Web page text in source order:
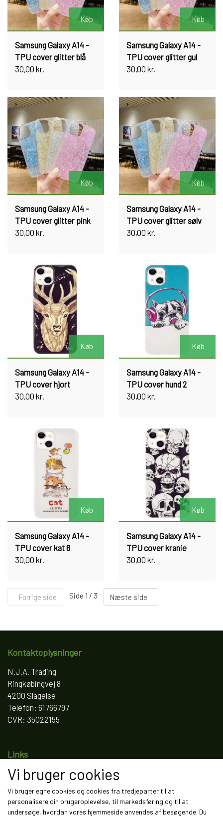
Køb
Samsung Galaxy A14 -
TPU cover glitter blå
30,00 kr.
Køb
Samsung Galaxy A14 -
TPU cover glitter gul
30,00 kr.
Køb
Samsung Galaxy A14 -
TPU cover glitter pink
30,00 kr.
Køb
Samsung Galaxy A14 -
TPU cover glitter sølv
30,00 kr.
Køb
Samsung Galaxy A14 -
TPU cover hjort
30,00 kr.
Køb
Samsung Galaxy A14 -
TPU cover hund 2
30,00 kr.
Køb
Samsung Galaxy A14 -
TPU cover kat 6
30,00 kr.
Køb
Samsung Galaxy A14 -
TPU cover kranie
30,00 kr.
Forrige side Side 1 / 3 Næste side
Kontaktoplysninger
N.J.A. Trading
Ringkøbingvej 8
4200 Slagelse
Telefon: 61766797
CVR: 35022155
Links
Salgs- og leveringsbetingelser
Fortrydelse og reklamation
Kunde login
Vi bruger cookies
Vi bruger egne cookies og cookies fra tredjeparter til at
personalisere din brugeroplevelse, til markedsføring og til at
undersøge, hvordan vores hjemmeside anvendes af besøgende. Du